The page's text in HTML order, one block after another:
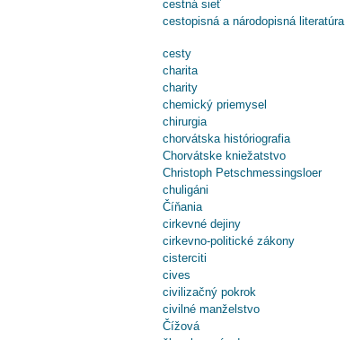
cestná sieť
cestopisná a národopisná literatúra
cesty
charita
charity
chemický priemysel
chirurgia
chorvátska históriografia
Chorvátske kniežatstvo
Christoph Petschmessingsloer
chuligáni
Číňania
cirkevné dejiny
cirkevno-politické zákony
cisterciti
cives
civilizačný pokrok
civilné manželstvo
Čížová